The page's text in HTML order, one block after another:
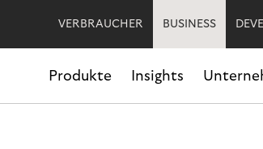
VERBRAUCHER BUSINESS
Produkte Insights